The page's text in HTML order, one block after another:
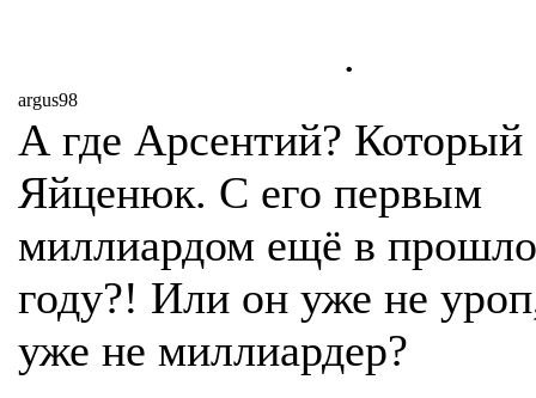
.
argus98
А где Арсентий? Который
Яйценюк. С его первым
миллиардом ещё в
году?! Или он уже не
уже не миллиардер?